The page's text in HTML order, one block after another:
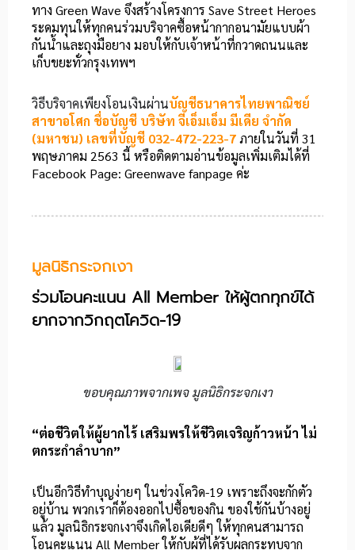
ทาง Green Wave จึงสร้างโครงการ Save Street Heroes
ระดมทุนให้ทุกคนร่วมบริจาคซื้อหน้ากากอนามัยแบบผ้า
กันน้ำและถุงมือยาง มอบให้กับเจ้าหน้าที่กวาดถนนและ
เก็บขยะทั่วกรุงเทพฯ
วิธีบริจาคเพียงโอนเงินผ่านบัญชีธนาคารไทยพาณิชย์
สาขาอโศก ชื่อบัญชี บริษัท จีเอ็มเอ็ม มีเดีย จำกัด
(มหาชน) เลขที่บัญชี 032-472-223-7ภายในวันที่ 31
พฤษภาคม 2563 นี้ หรือติดตามอ่านข้อมูลเพิ่มเติมได้ที่
Facebook Page: Greenwave fanpage ค่ะ
มูลนิธิกระจกเงา
ร่วมโอนคะแนน All Member ให้ผู้ตกทุกข์ได้
ยากจากวิกฤตโควิด-19
ขอบคุณภาพจากเพจ มูลนิธิกระจกเงา
“ต่อชีวิตให้ผู้ยากไร้ เสริมพรให้ชีวิตเจริญก้าวหน้า ไม่
ตกระกำลำบาก”
เป็นอีกวิธีทำบุญง่ายๆ ในช่วงโควิด-19 เพราะถึงจะกักตัว
อยู่บ้าน พวกเราก็ต้องออกไปซื้อของกิน ของใช้กันบ้างอยู่
แล้ว มูลนิธิกระจกเงาจึงเกิดไอเดียดีๆ ให้ทุกคนสามารถ
โอนคะแนน All Member ให้กับผู้ที่ได้รับผลกระทบจาก